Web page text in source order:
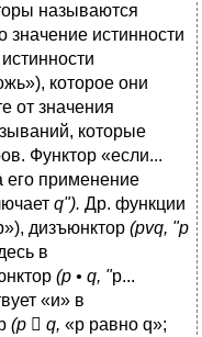
называются
значение истинности
которое они
от значения
которые
Функтор «если...
его применение
q"). Др. функции
дизъюнктор (pvq, "р
в
(р • q, "p...
«и» в
(р  q, «p равно q»;